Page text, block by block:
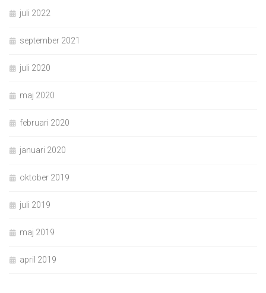
juli 2022
september 2021
juli 2020
maj 2020
februari 2020
januari 2020
oktober 2019
juli 2019
maj 2019
april 2019